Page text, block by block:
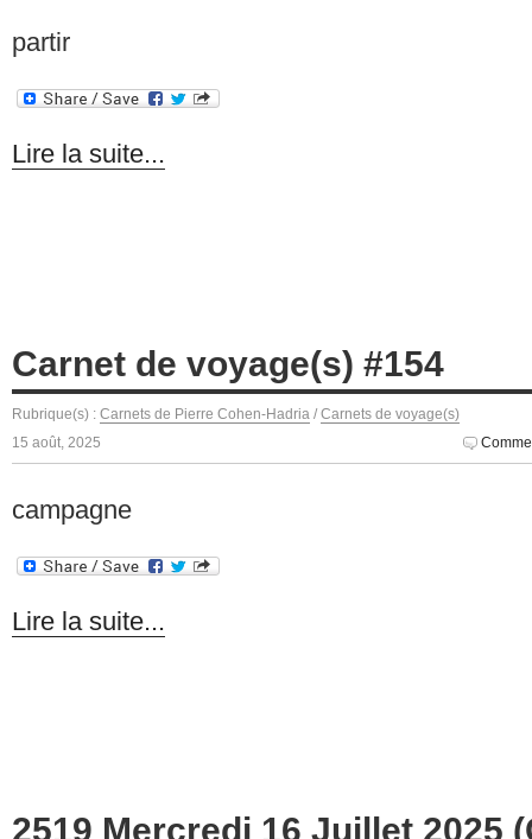
partir
Lire la suite...
Carnet de voyage(s) #154
Rubrique(s) : Carnets de Pierre Cohen-Hadria / Carnets de voyage(s)
15 août, 2025
campagne
Lire la suite...
2519 Mercredi 16 Juillet 2025